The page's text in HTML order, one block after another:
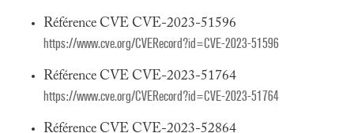
Référence CVE CVE-2023-51596
https://www.cve.org/CVERecord?id=CVE-2023-51596
Référence CVE CVE-2023-51764
https://www.cve.org/CVERecord?id=CVE-2023-51764
Référence CVE CVE-2023-52864